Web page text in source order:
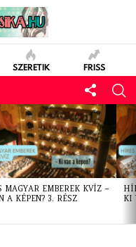
SZERETIK FRISS
MAGYAR EMBEREK KVÍZ –
A KÉPEN? 3. RÉSZ
KI